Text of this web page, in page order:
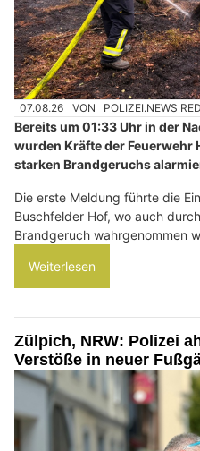
07.08.26 VON POLIZEI.NEWS
Bereits um 01:33 Uhr in der
wurden Kräfte der Feuerwehr
starken Brandgeruchs
Die erste Meldung führte die
Buschfelder Hof, wo auch
Brandgeruch wahrgenommen
Weiterlesen
Zülpich, NRW: Polizei
Verstöße in neuer